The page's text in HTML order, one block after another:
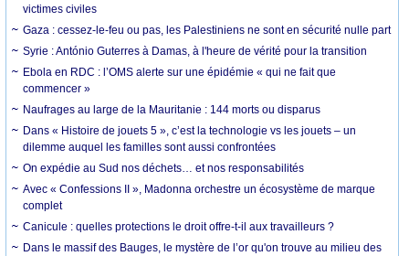
victimes civiles
Gaza : cessez-le-feu ou pas, les Palestiniens ne sont en sécurité nulle part
Syrie : António Guterres à Damas, à l'heure de vérité pour la transition
Ebola en RDC : l’OMS alerte sur une épidémie « qui ne fait que
commencer »
Naufrages au large de la Mauritanie : 144 morts ou disparus
Dans « Histoire de jouets 5 », c’est la technologie vs les jouets – un
dilemme auquel les familles sont aussi confrontées
On expédie au Sud nos déchets… et nos responsabilités
Avec « Confessions II », Madonna orchestre un écosystème de marque
complet
Canicule : quelles protections le droit offre-t-il aux travailleurs ?
Dans le massif des Bauges, le mystère de l’or qu'on trouve au milieu des